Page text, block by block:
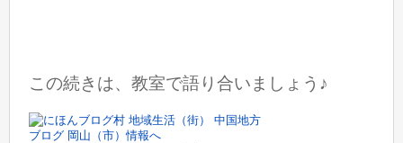
この続きは、教室で語り合いましょう♪